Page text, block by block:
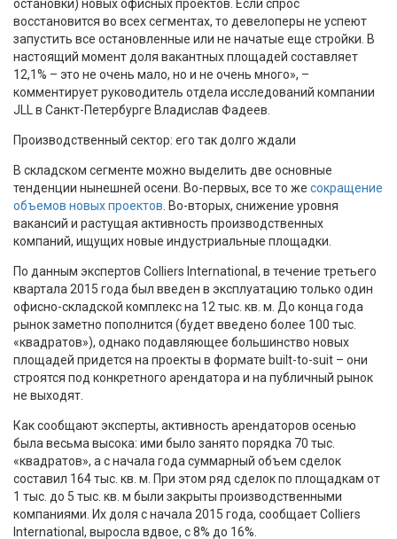
остановки) новых офисных проектов. Если спрос
восстановится во всех сегментах, то девелоперы не успеют
запустить все остановленные или не начатые еще стройки. В
настоящий момент доля вакантных площадей составляет
12,1% – это не очень мало, но и не очень много», –
комментирует руководитель отдела исследований компании
JLL в Санкт-Петербурге Владислав Фадеев.
Производственный сектор: его так долго ждали
В складском сегменте можно выделить две основные
тенденции нынешней осени. Во-первых, все то же сокращение
объемов новых проектов . Во-вторых, снижение уровня
вакансий и растущая активность производственных
компаний, ищущих новые индустриальные площадки.
По данным экспертов Colliers International, в течение третьего
квартала 2015 года был введен в эксплуатацию только один
офисно-складской комплекс на 12 тыс. кв. м. До конца года
рынок заметно пополнится (будет введено более 100 тыс.
«квадратов»), однако подавляющее большинство новых
площадей придется на проекты в формате built-to-suit – они
строятся под конкретного арендатора и на публичный рынок
не выходят.
Как сообщают эксперты, активность арендаторов осенью
была весьма высока: ими было занято порядка 70 тыс.
«квадратов», а с начала года суммарный объем сделок
составил 164 тыс. кв. м. При этом ряд сделок по площадкам от
1 тыс. до 5 тыс. кв. м были закрыты производственными
компаниями. Их доля с начала 2015 года, сообщает Colliers
International, выросла вдвое, с 8% до 16%.